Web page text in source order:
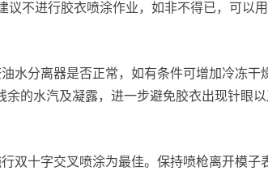
议不进行胶衣喷涂作业，如非不得已，可以
水分离器是否正常，如有条件可增加冷冻干
的水汽及凝露，进一步避免胶衣出现针眼
双十字交叉喷涂为最佳。保持喷枪离开模子